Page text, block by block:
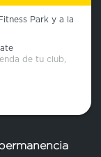
Park y a la
de tu club,